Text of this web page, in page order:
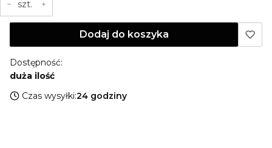
szt.
Dodaj do koszyka
Dostępność:
duża ilość
Czas wysyłki:24 godziny